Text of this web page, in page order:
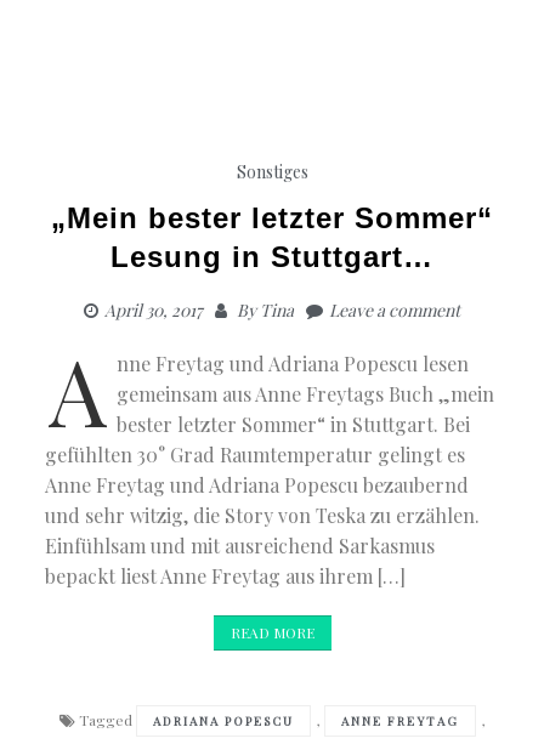
Sonstiges
„Mein bester letzter Sommer“
Lesung in Stuttgart…
April 30, 2017 ByTina Leave a comment
A nne Freytag und Adriana Popescu lesen
gemeinsam aus Anne Freytags Buch „mein
bester letzter Sommer“ in Stuttgart. Bei
gefühlten 30° Grad Raumtemperatur gelingt es
Anne Freytag und Adriana Popescu bezaubernd
und sehr witzig, die Story von Teska zu erzählen.
Einfühlsam und mit ausreichend Sarkasmus
bepackt liest Anne Freytag aus ihrem […]
READ MORE
Tagged ADRIANA POPESCU , ANNE FREYTAG ,